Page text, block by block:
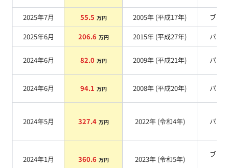
2025年7月 55.5 万円 2005年 (平成17年)
ブルー
2025年6月
206.6 万円 2015年 (平成27年) パール
2024年6月 82.0 万円 2009年 (平成21年) パール
2024年6月 94.1 万円 2008年 (平成20年) パール
2024年5月 327.4 万円 2022年 (令和4年) パール
2024年1月 360.6 万円 2023年 (令和5年)
ブラ